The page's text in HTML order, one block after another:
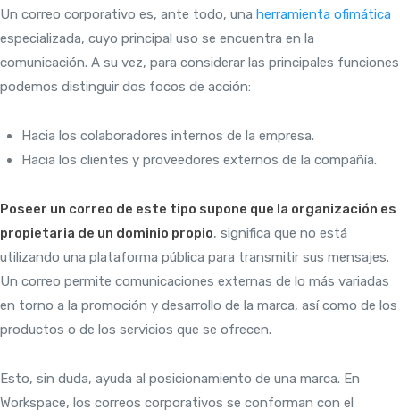
Un correo corporativo es, ante todo, una herramienta ofimática
especializada, cuyo principal uso se encuentra en la
comunicación. A su vez, para considerar las principales funciones
podemos distinguir dos focos de acción:
Hacia los colaboradores internos de la empresa.
Hacia los clientes y proveedores externos de la compañía.
Poseer un correo de este tipo supone que la organización es
propietaria de un dominio propio, significa que no está
utilizando una plataforma pública para transmitir sus mensajes.
Un correo permite comunicaciones externas de lo más variadas
en torno a la promoción y desarrollo de la marca, así como de los
productos o de los servicios que se ofrecen.
Esto, sin duda, ayuda al posicionamiento de una marca. En
Workspace, los correos corporativos se conforman con el